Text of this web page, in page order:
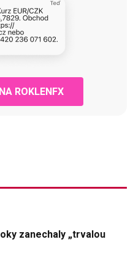
ROKLENFX
zanechaly „trvalou